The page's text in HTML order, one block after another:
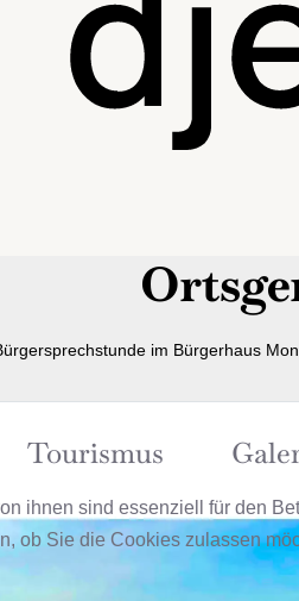
im Bürgerhaus
Tourismus
ihnen sind essenziell für den
ob Sie die Cookies zulassen